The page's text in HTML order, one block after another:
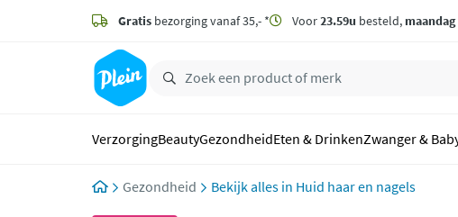
zoeken
hoofdinhoud
Gratis bezorging vanaf 35,- * Voor23.59u besteld, maandag
VerzorgingBeautyGezondheidEten & DrinkenZwanger &
Gezondheid Huid haar en nagels